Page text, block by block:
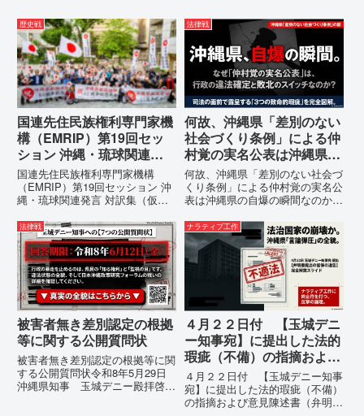
歴史戦
国連先住民族権利専門家機
構（EMRIP）第19回セッ
ション 沖縄・琉球関連発
言 対訳集（仮訳）
国連先住民族権利専門家機構
（EMRIP）第19回セッション 沖
縄・琉球関連発言 対訳集（仮
（EMRIP）の各会合において行
われた、沖縄・琉球の先住民族指
定、PFAS（有機フッ素化合物）
問題、米軍基地、伝統文化（...
法律戦
何故、沖縄県「差別のない
社会づくり条例」による仲
村覚の実名公表は沖縄県の
自爆の瞬間なのか？その3
つの理由。
何故、沖縄県「差別のない社会づ
くり条例」による仲村覚の実名公
表は沖縄県の自爆の瞬間なのか？
強行しようとしている「仲村覚の
実名公表」。行政側はこの行為
を、特定の個人を社会的制裁に追
い込むための「仕上げ」だと考え
法律戦
被害者無き差別認定の根拠
等に関する公開質問状
被害者無き差別認定の根拠等に関
する公開質問状令和8年5月29日
沖縄県知事 玉城デニー殿拝啓貴
ナラティブ工作
４月２２日付 【玉城デニ
ー知事宛】に提出した法的
瑕疵（不備）の指摘および
意見陳述書（弁明書）提出
の留保の通告
４月２２日付 【玉城デニー知事
宛】に提出した法的瑕疵（不備）
の指摘および意見陳述書（弁明